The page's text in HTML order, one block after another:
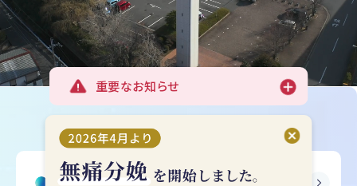
重要なお知らせ
受診される方へ